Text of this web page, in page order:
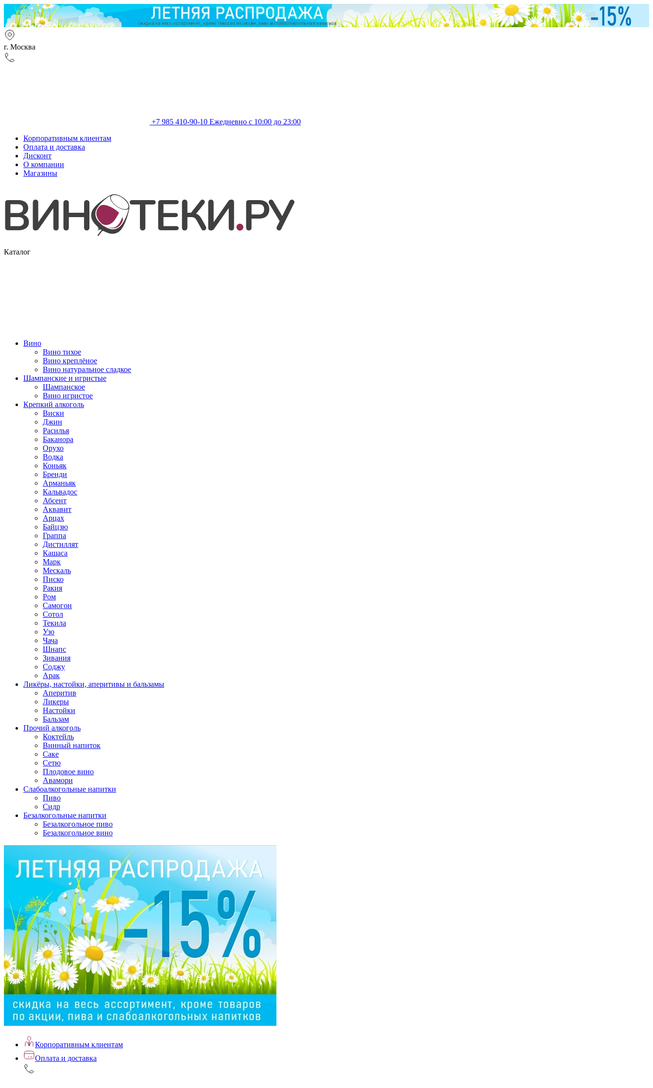
г. Москва
+7 985 410-90-10 Ежедневно с 10:00 до 23:00
Корпоративным клиентам
Оплата и доставка
Дисконт
О компании
Магазины
Каталог
Вино
Вино тихое
Вино креплёное
Вино натуральное сладкое
Шампанские и игристые
Шампанское
Вино игристое
Крепкий алкоголь
Виски
Джин
Расилья
Баканора
Орухо
Водка
Коньяк
Бренди
Арманьяк
Кальвадос
Абсент
Аквавит
Арцах
Байцзю
Граппа
Дистиллят
Кашаса
Марк
Мескаль
Писко
Ракия
Ром
Самогон
Сотол
Текила
Узо
Чача
Шнапс
Зивания
Соджу
Арак
Ликёры, настойки, аперитивы и бальзамы
Аперитив
Ликеры
Настойки
Бальзам
Прочий алкоголь
Коктейль
Винный напиток
Саке
Сетю
Плодовое вино
Авамори
Слабоалкогольные напитки
Пиво
Сидр
Безалкогольные напитки
Безалкогольное пиво
Безалкогольное вино
Корпоративным клиентам
Оплата и доставка